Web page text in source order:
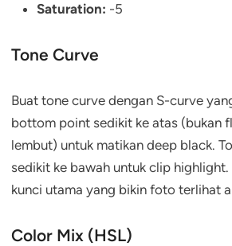
Saturation: -5
Tone Curve
Buat tone curve dengan S-curve
bottom point sedikit ke atas (bukan
lembut) untuk matikan deep black.
sedikit ke bawah untuk clip
kunci utama yang bikin foto terlihat
Color Mix (HSL)